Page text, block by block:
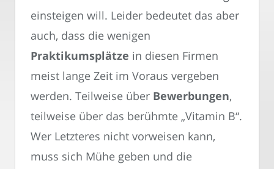
einsteigen will. Leider bedeutet das aber
auch, dass die wenigen
Praktikumsplätze in diesen Firmen
meist lange Zeit im Voraus vergeben
werden. Teilweise über Bewerbungen,
teilweise über das berühmte „Vitamin B“.
Wer Letzteres nicht vorweisen kann,
muss sich Mühe geben und die